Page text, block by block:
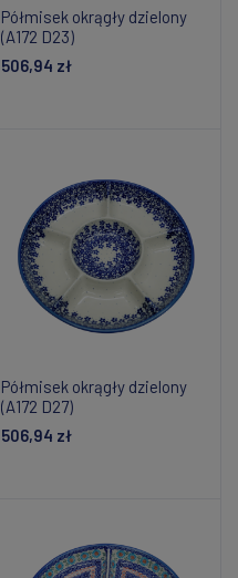
Półmisek okrągły dzielony
(A172 D23)
506,94 zł
Półmisek okrągły dzielony
(A172 D27)
506,94 zł